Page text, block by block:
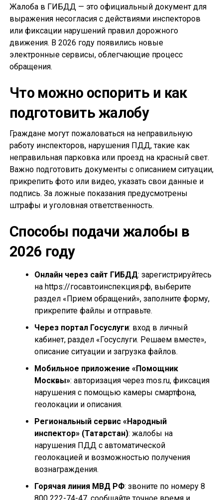
Жалоба в ГИБДД — это официальный документ для
выражения несогласия с действиями инспекторов
или фиксации нарушений правил дорожного
движения. В 2026 году появились новые
электронные сервисы, облегчающие процесс
обращения.
Что можно оспорить и как
подготовить жалобу
Граждане могут пожаловаться на неправильную
работу инспекторов, нарушения ПДД, такие как
неправильная парковка или проезд на красный свет.
Важно подготовить документы с описанием ситуации,
прикрепить фото или видео, указать свои данные и
подпись. За ложные показания предусмотрены
штрафы и уголовная ответственность.
Способы подачи жалобы в
2026 году
Онлайн через сайт ГИБДД: зарегистрируйтесь
на https://госавтоинспекция.рф, выберите
раздел «Прием обращений», заполните форму,
прикрепите файлы и отправьте.
Через портал Госуслуги: вход в личный
кабинет, раздел «Госуслуги. Решаем вместе»,
описание ситуации и загрузка файлов.
Мобильное приложение «Помощник
Москвы»: авторизация через mos.ru, фиксация
нарушения с помощью камеры смартфона,
геолокации и описания.
Региональный сервис «Народный
инспектор» (Татарстан): жалобы на
нарушения ПДД с автоматической
геолокацией и возможностью получения
вознаграждения.
Горячая линия МВД РФ: звоните по номеру 8